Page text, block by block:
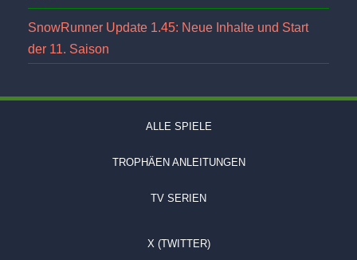
SnowRunner Update 1.45: Neue Inhalte und Start
der 11. Saison
ALLE SPIELE
TROPHÄEN ANLEITUNGEN
TV SERIEN
X (TWITTER)